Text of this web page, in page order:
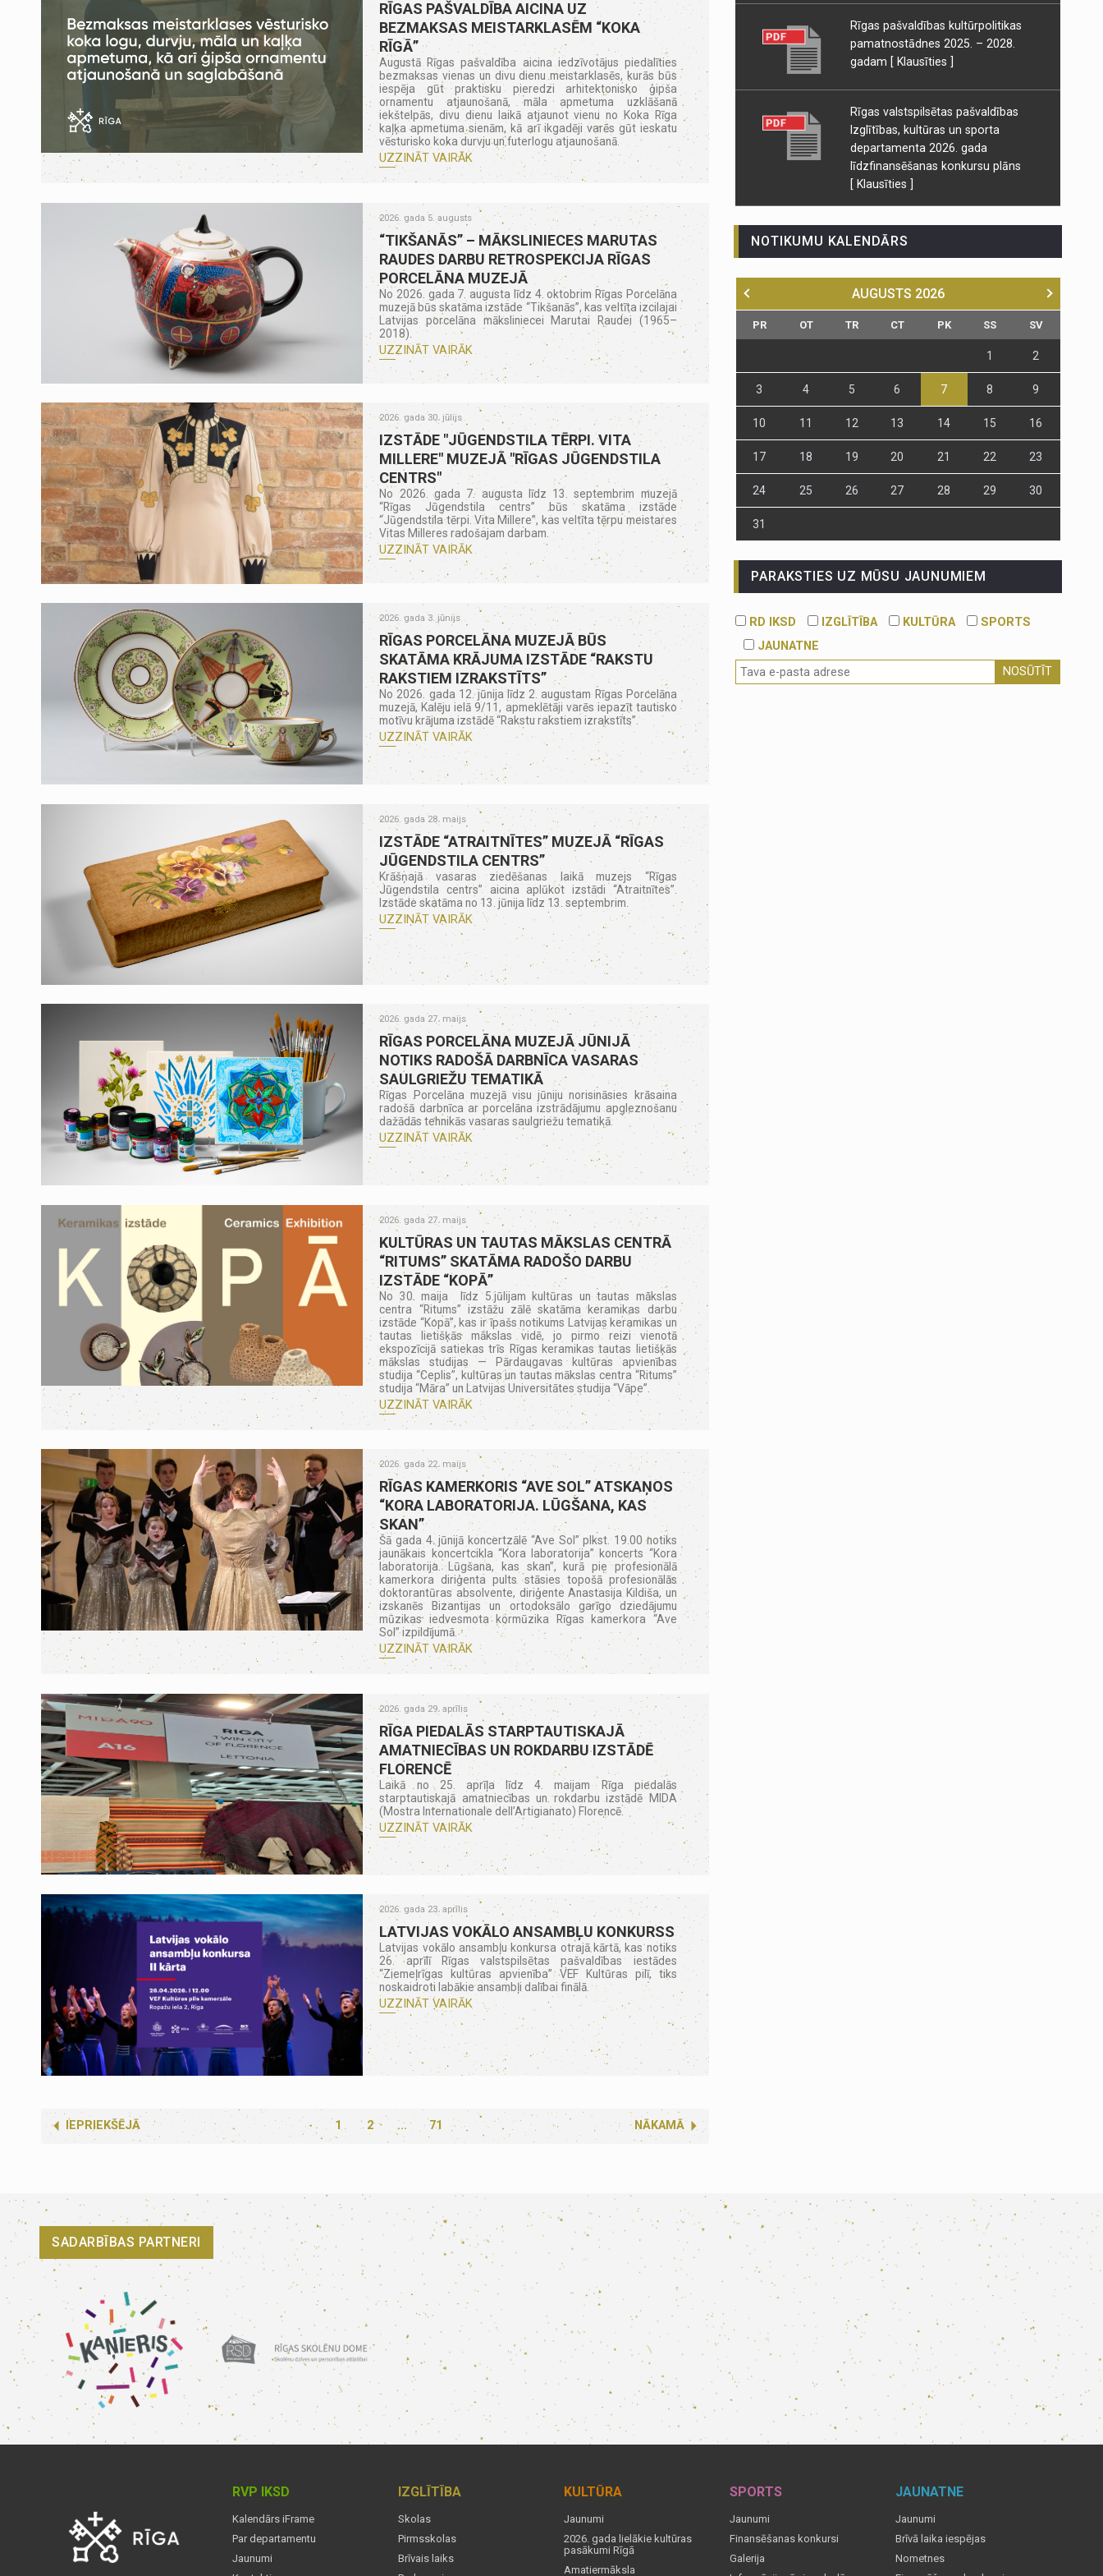
RĪGAS PAŠVALDĪBA AICINA UZ
BEZMAKSAS MEISTARKLASĒM “KOKA
RĪGĀ”
Augustā Rīgas pašvaldība aicina iedzīvotājus piedalīties
bezmaksas vienas un divu dienu meistarklasēs, kurās būs
iespēja gūt praktisku pieredzi arhitektonisko ģipša
ornamentu atjaunošanā, māla apmetuma uzklāšanā
iekštelpās, divu dienu laikā atjaunot vienu no Koka Rīga
kaļķa apmetuma sienām, kā arī ikgadēji varēs gūt ieskatu
vēsturisko koka durvju un futerlogu atjaunošanā.
UZZINĀT VAIRĀK
2026. gada 5. augusts
“TIKŠANĀS” – MĀKSLINIECES MARUTAS
RAUDES DARBU RETROSPEKCIJA RĪGAS
PORCELĀNA MUZEJĀ
No 2026. gada 7. augusta līdz 4. oktobrim Rīgas Porcelāna
muzejā būs skatāma izstāde “Tikšanās”, kas veltīta izcilajai
Latvijas porcelāna māksliniecei Marutai Raudei (1965–
2018).
UZZINĀT VAIRĀK
2026. gada 30. jūlijs
IZSTĀDE "JŪGENDSTILA TĒRPI. VITA
MILLERE" MUZEJĀ "RĪGAS JŪGENDSTILA
CENTRS"
No 2026. gada 7. augusta līdz 13. septembrim muzejā
“Rīgas Jūgendstila centrs” būs skatāma izstāde
“Jūgendstila tērpi. Vita Millere”, kas veltīta tērpu meistares
Vitas Milleres radošajam darbam.
UZZINĀT VAIRĀK
2026. gada 3. jūnijs
RĪGAS PORCELĀNA MUZEJĀ BŪS
SKATĀMA KRĀJUMA IZSTĀDE “RAKSTU
RAKSTIEM IZRAKSTĪTS”
No 2026. gada 12. jūnija līdz 2. augustam Rīgas Porcelāna
muzejā, Kalēju ielā 9/11, apmeklētāji varēs iepazīt tautisko
motīvu krājuma izstādē “Rakstu rakstiem izrakstīts”.
UZZINĀT VAIRĀK
2026. gada 28. maijs
IZSTĀDE “ATRAITNĪTES” MUZEJĀ “RĪGAS
JŪGENDSTILA CENTRS”
Krāšņajā vasaras ziedēšanas laikā muzejs “Rīgas
Jūgendstila centrs” aicina aplūkot izstādi “Atraitnītes”.
Izstāde skatāma no 13. jūnija līdz 13. septembrim.
UZZINĀT VAIRĀK
2026. gada 27. maijs
RĪGAS PORCELĀNA MUZEJĀ JŪNIJĀ
NOTIKS RADOŠĀ DARBNĪCA VASARAS
SAULGRIEŽU TEMATIKĀ
Rīgas Porcelāna muzejā visu jūniju norisināsies krāsaina
radošā darbnīca ar porcelāna izstrādājumu apgleznošanu
dažādās tehnikās vasaras saulgriežu tematikā.
UZZINĀT VAIRĀK
2026. gada 27. maijs
KULTŪRAS UN TAUTAS MĀKSLAS CENTRĀ
“RITUMS” SKATĀMA RADOŠO DARBU
IZSTĀDE “KOPĀ”
No 30. maija līdz 5.jūlijam kultūras un tautas mākslas
centra “Ritums” izstāžu zālē skatāma keramikas darbu
izstāde “Kopā”, kas ir īpašs notikums Latvijas keramikas un
tautas lietišķās mākslas vidē, jo pirmo reizi vienotā
ekspozīcijā satiekas trīs Rīgas keramikas tautas lietišķās
mākslas studijas — Pārdaugavas kultūras apvienības
studija “Ceplis”, kultūras un tautas mākslas centra “Ritums”
studija “Māra” un Latvijas Universitātes studija “Vāpe”.
UZZINĀT VAIRĀK
2026. gada 22. maijs
RĪGAS KAMERKORIS “AVE SOL” ATSKAŅOS
“KORA LABORATORIJA. LŪGŠANA, KAS
SKAN”
Šā gada 4. jūnijā koncertzālē “Ave Sol” plkst. 19.00 notiks
jaunākais koncertcikla “Kora laboratorija” koncerts “Kora
laboratorija. Lūgšana, kas skan”, kurā pie profesionālā
kamerkora diriģenta pults stāsies topošā profesionālās
doktorantūras absolvente, diriģente Anastasija Kildiša, un
izskanēs Bizantijas un ortodoksālo garīgo dziedājumu
mūzikas iedvesmota kormūzika Rīgas kamerkora “Ave
Sol” izpildījumā.
UZZINĀT VAIRĀK
2026. gada 29. aprīlis
RĪGA PIEDALĀS STARPTAUTISKAJĀ
AMATNIECĪBAS UN ROKDARBU IZSTĀDĒ
FLORENCĒ
Laikā no 25. aprīļa līdz 4. maijam Rīga piedalās
starptautiskajā amatniecības un rokdarbu izstādē MIDA
(Mostra Internationale dell’Artigianato) Florencē.
UZZINĀT VAIRĀK
2026. gada 23. aprīlis
LATVIJAS VOKĀLO ANSAMBĻU KONKURSS
Latvijas vokālo ansambļu konkursa otrajā kārtā, kas notiks
26. aprīlī Rīgas valstspilsētas pašvaldības iestādes
“Ziemeļrīgas kultūras apvienība” VEF Kultūras pilī, tiks
noskaidroti labākie ansambļi dalībai finālā.
UZZINĀT VAIRĀK
IEPRIEKŠĒJĀ 1 2 NĀKAMĀ
... 71
Rīgas pašvaldības kultūrpolitikas
pamatnostādnes 2025. – 2028.
gadam [ Klausīties ]
Rīgas valstspilsētas pašvaldības
Izglītības, kultūras un sporta
departamenta 2026. gada
līdzfinansēšanas konkursu plāns
[ Klausīties ]
NOTIKUMU KALENDĀRS
AUGUSTS 2026
PR OT TR CT PK SS SV
1 2
3 4 5 6 7 8 9
10 11 12 13 14 15 16
17 18 19 20 21 22 23
24 25 26 27 28 29 30
31
PARAKSTIES UZ MŪSU JAUNUMIEM
RD IKSD IZGLĪTĪBA KULTŪRA
SPORTS
JAUNATNE
NOSŪTĪT
SADARBĪBAS PARTNERI
RVP IKSD
Kalendārs iFrame
Par departamentu
Jaunumi
IZGLĪTĪBA
Skolas
Pirmsskolas
Brīvais laiks
KULTŪRA
Jaunumi
2026. gada lielākie kultūras
pasākumi Rīgā
Amatiermāksla
SPORTS
Jaunumi
Finansēšanas konkursi
Galerija
JAUNATNE
Jaunumi
Brīvā laika iespējas
Nometnes